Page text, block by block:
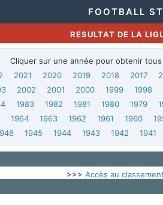
FOOTBALL
RESULTAT DE LA
Cliquer sur une année pour obtenir
2021 2020 2019 2018 2017
2002 2001 2000 1999 1998
1983 1982 1981 1980 1979
1964 1963 1962 1961 1960
1945 1944 1943 1942 1941
>>> Accès au